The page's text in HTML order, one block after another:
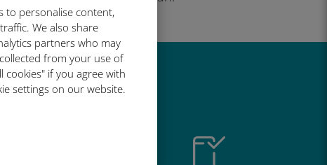
to personalise content,
We also share
partners who may
from your use of
cookies" if you agree with
settings on our website.
geweldig is